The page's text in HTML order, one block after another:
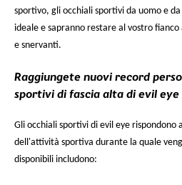
sportivo, gli occhiali sportivi da uomo e
ideale e sapranno restare al vostro
e snervanti.
Raggiungete nuovi record
sportivi di fascia alta di evil eye
Gli occhiali sportivi di evil eye rispondono
dell'attività sportiva durante la quale
disponibili includono: